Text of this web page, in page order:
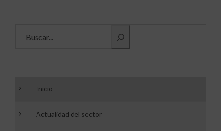
Inicio
Actualidad del sector